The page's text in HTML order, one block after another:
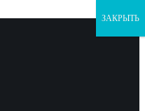
ЗАКРЫТЬ